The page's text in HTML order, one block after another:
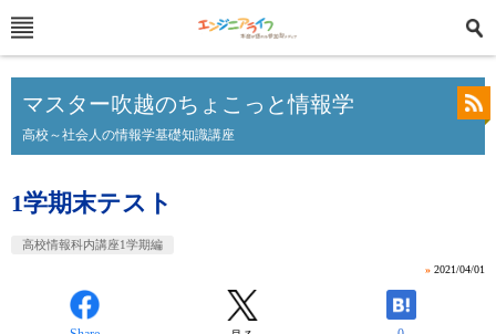
マスター吹越のちょこっと情報学
高校～社会人の情報学基礎知識講座
1学期末テスト
高校情報科内講座1学期編
» 2021/04/01